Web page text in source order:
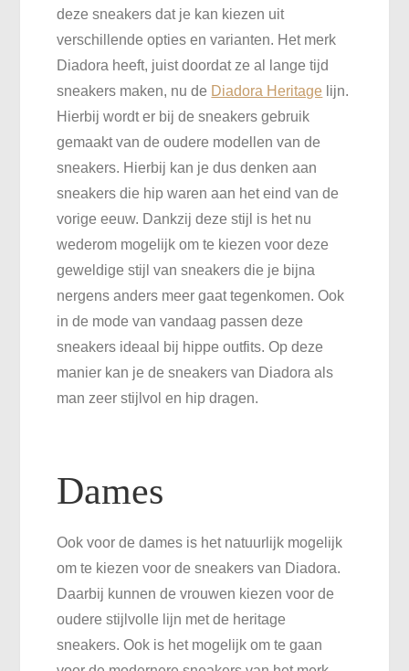
deze sneakers dat je kan kiezen uit
verschillende opties en varianten. Het merk
Diadora heeft, juist doordat ze al lange tijd
sneakers maken, nu de Diadora Heritage lijn.
Hierbij wordt er bij de sneakers gebruik
gemaakt van de oudere modellen van de
sneakers. Hierbij kan je dus denken aan
sneakers die hip waren aan het eind van de
vorige eeuw. Dankzij deze stijl is het nu
wederom mogelijk om te kiezen voor deze
geweldige stijl van sneakers die je bijna
nergens anders meer gaat tegenkomen. Ook
in de mode van vandaag passen deze
sneakers ideaal bij hippe outfits. Op deze
manier kan je de sneakers van Diadora als
man zeer stijlvol en hip dragen.
Dames
Ook voor de dames is het natuurlijk mogelijk
om te kiezen voor de sneakers van Diadora.
Daarbij kunnen de vrouwen kiezen voor de
oudere stijlvolle lijn met de heritage
sneakers. Ook is het mogelijk om te gaan